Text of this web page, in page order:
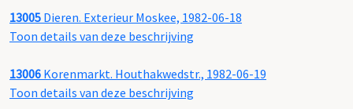
13005 Dieren. Exterieur Moskee, 1982-06-18
Toon details van deze beschrijving
13006 Korenmarkt. Houthakwedstr., 1982-06-19
Toon details van deze beschrijving